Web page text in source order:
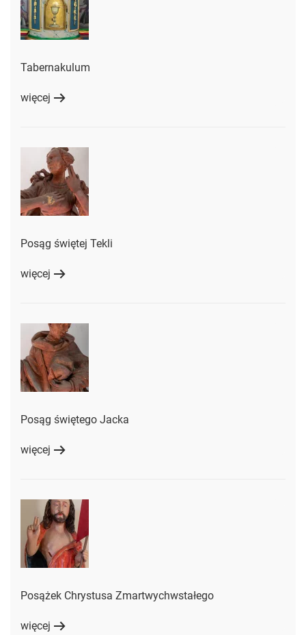
Tabernakulum
więcej
Posąg świętej Tekli
więcej
Posąg świętego Jacka
więcej
Posążek Chrystusa Zmartwychwstałego
więcej